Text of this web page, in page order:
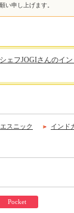
い申し上げます。
ェフJOGIさんのイ
エスニック インド
Pocket